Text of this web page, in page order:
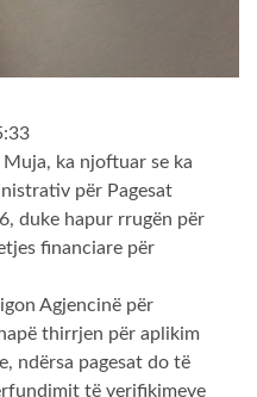
ka njoftuar se ka
për Pagesat
duke hapur rrugën për
financiare për
Agjencinë për
thirrjen për aplikim
ndërsa pagesat do të
të verifikimeve